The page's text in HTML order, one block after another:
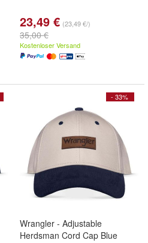
23,49 € (23,49 €/)
35,00 €
Kostenloser Versand
- 33%
Wrangler - Adjustable
Herdsman Cord Cap Blue